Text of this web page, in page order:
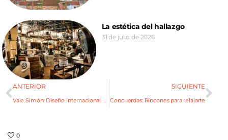
La estética del hallazgo
31 de julio de 2026
ANTERIOR
Vale Simón: Diseño internacional made in Mendoza
SIGUIENTE
Concuerdas: Rincones para relajarte
0